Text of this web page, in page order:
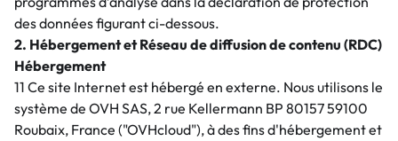
des données figurant ci-dessous.
2. Hébergement et Réseau de diffusion de contenu (RDC)
Hébergement
11 Ce site Internet est hébergé en externe. Nous utilisons le
système de OVH SAS, 2 rue Kellermann BP 80157 59100
Roubaix, France ("OVHcloud"), à des fins d'hébergement et